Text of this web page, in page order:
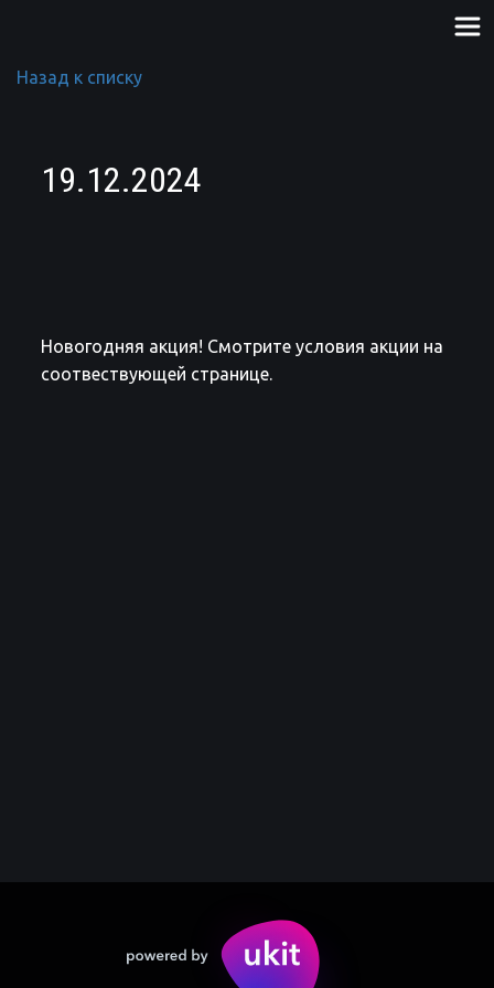
Назад к списку
19.12.2024
Новогодняя акция! Смотрите условия акции на
соотвествующей странице.